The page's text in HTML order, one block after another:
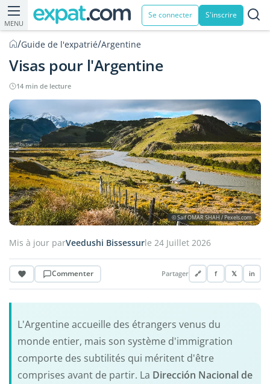
MENU
Se connecter S'inscrire
/Guide de l'expatrié/Argentine
Visas pour l'Argentine
14 min de lecture
© Saif OMAR SHAH / Pexels.com
Mis à jour parVeedushi Bissessurle 24 Juillet 2026
Commenter Partager 🔗 f 𝕏 in
L'Argentine accueille des étrangers venus du
monde entier, mais son système d'immigration
comporte des subtilités qui méritent d'être
comprises avant de partir. La Dirección Nacional de